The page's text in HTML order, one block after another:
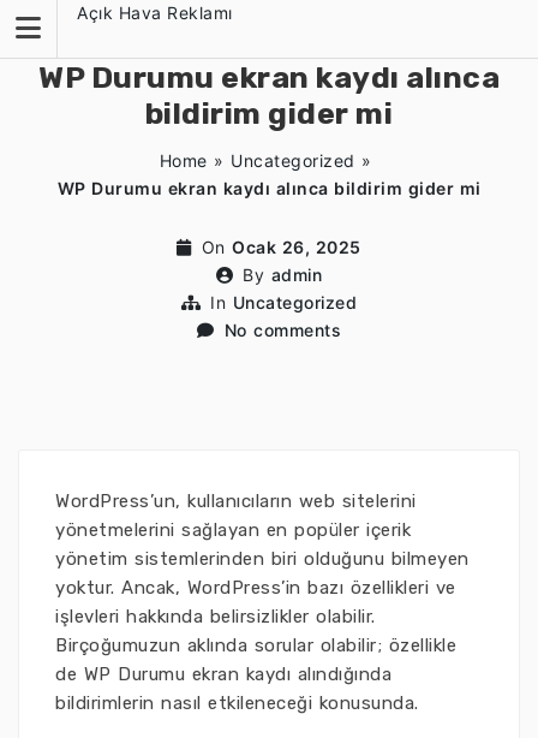
content
Açık Hava Reklamı
WP Durumu ekran kaydı alınca
bildirim gider mi
Home » Uncategorized »
WP Durumu ekran kaydı alınca bildirim gider mi
On Ocak 26, 2025
By admin
In Uncategorized
No comments
WordPress’un, kullanıcıların web sitelerini
yönetmelerini sağlayan en popüler içerik
yönetim sistemlerinden biri olduğunu bilmeyen
yoktur. Ancak, WordPress’in bazı özellikleri ve
işlevleri hakkında belirsizlikler olabilir.
Birçoğumuzun aklında sorular olabilir; özellikle
de WP Durumu ekran kaydı alındığında
bildirimlerin nasıl etkileneceği konusunda.